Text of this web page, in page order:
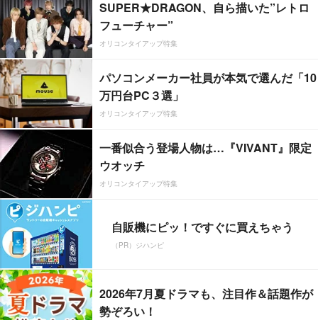
SUPER★DRAGON、自ら描いた”レトロ
フューチャー”
オリコンタイアップ特集
パソコンメーカー社員が本気で選んだ「10
万円台PC３選」
オリコンタイアップ特集
一番似合う登場人物は…『VIVANT』限定
ウオッチ
オリコンタイアップ特集
自販機にピッ！ですぐに買えちゃう
（PR）ジハンピ
2026年7月夏ドラマも、注目作＆話題作が
勢ぞろい！